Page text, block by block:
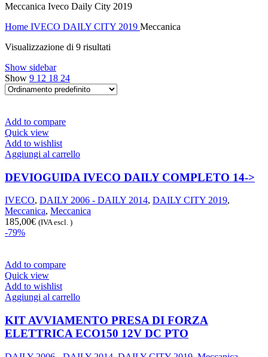
Meccanica Iveco Daily City 2019
Home IVECO DAILY CITY 2019 Meccanica
Visualizzazione di 9 risultati
Show sidebar
Show 9 12 18 24
Add to compare
Quick view
Add to wishlist
Aggiungi al carrello
DEVIOGUIDA IVECO DAILY COMPLETO 14->
IVECO, DAILY 2006 - DAILY 2014, DAILY CITY 2019,
Meccanica, Meccanica
185,00€ (IVA escl. )
-79%
Add to compare
Quick view
Add to wishlist
Aggiungi al carrello
KIT AVVIAMENTO PRESA DI FORZA
ELETTRICA ECO150 12V DC PTO